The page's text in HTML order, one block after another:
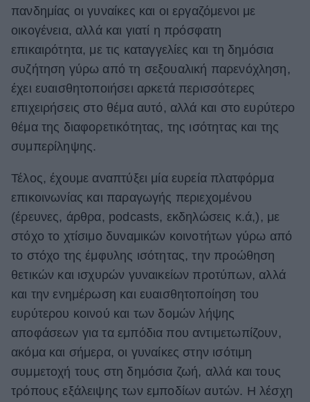
πανδημίας οι γυναίκες και οι εργαζόμενοι με
οικογένεια, αλλά και γιατί η πρόσφατη
επικαιρότητα, με τις καταγγελίες και τη δημόσια
συζήτηση γύρω από τη σεξουαλική παρενόχληση,
έχει ευαισθητοποιήσει αρκετά περισσότερες
επιχειρήσεις στο θέμα αυτό, αλλά και στο ευρύτερο
θέμα της διαφορετικότητας, της ισότητας και της
συμπερίληψης.
Τέλος, έχουμε αναπτύξει μία ευρεία πλατφόρμα
επικοινωνίας και παραγωγής περιεχομένου
(έρευνες, άρθρα, podcasts, εκδηλώσεις κ.ά,), με
στόχο το χτίσιμο δυναμικών κοινοτήτων γύρω από
το στόχο της έμφυλης ισότητας, την προώθηση
θετικών και ισχυρών γυναικείων προτύπων, αλλά
και την ενημέρωση και ευαισθητοποίηση του
ευρύτερου κοινού και των δομών λήψης
αποφάσεων για τα εμπόδια που αντιμετωπίζουν,
ακόμα και σήμερα, οι γυναίκες στην ισότιμη
συμμετοχή τους στη δημόσια ζωή, αλλά και τους
τρόπους εξάλειψης των εμποδίων αυτών. Η λέσχη